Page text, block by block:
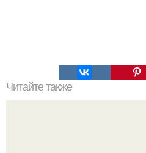
Читайте также